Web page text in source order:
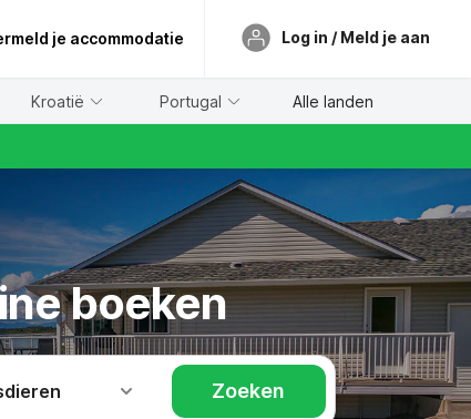
je accommodatie Log in / Meld je aan
Kroatië Portugal Alle landen
boeken
Zoeken